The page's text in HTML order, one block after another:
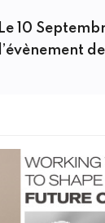
Le 10
l’évènement